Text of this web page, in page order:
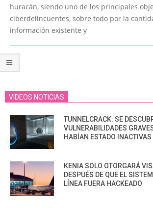
05
huracán, siendo uno de los principales
ciberdelincuentes, sobre todo por la
información existente y
VIDEOS NOTICIAS
TUNNELCRACK: SE
VULNERABILIDADES
HABÍAN ESTADO
KENIA SOLO OTORGARÁ
DESPUÉS DE QUE EL
LÍNEA FUERA HACKEADO